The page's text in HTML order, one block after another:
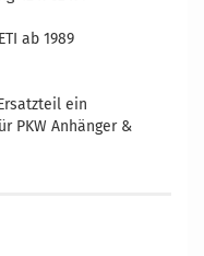
ab 1989
ein
PKW Anhänger &